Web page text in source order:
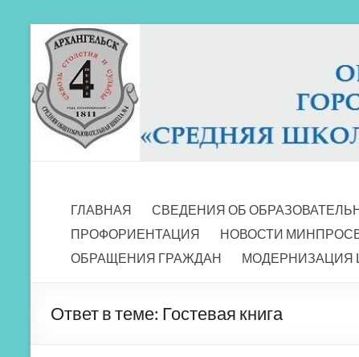
Перейти
содержимому
МБОУ СШ 4
ГЛАВНАЯ
СВЕДЕНИЯ ОБ
ПРОФОРИЕНТАЦИЯ
НОВОСТИ
ОБРАЩЕНИЯ ГРАЖДАН
МОДЕРНИЗАЦИЯ
Ответ в теме: Гостевая книга